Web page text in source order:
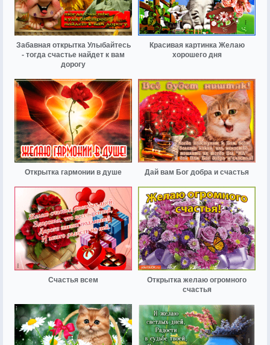
Забавная открытка Улыбайтесь
- тогда счастье найдет к вам
дорогу
Красивая картинка Желаю
хорошего дня
Открытка гармонии в душе Дай вам Бог добра и счастья
Счастья всем
Открытка желаю огромного
счастья